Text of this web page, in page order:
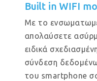
Built in WIFI
Με το
απολαύσετε
ειδικά
σύνδεση
του smartphone